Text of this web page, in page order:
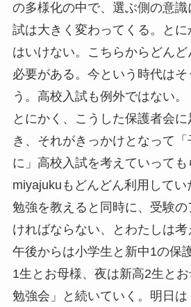
の多様化の中で、選ぶ側の意識
試は大きく変わってくる。と
はいけない。こちらからどんど
必要がある。今という時代は
う。高校入試も例外ではない。
とにかく、こうした保護者会
き、それがきっかけとなって「
に」高校入試を考えていっても
miyajukuもどんどん利用して
勉強を教えると同時に、受験
ければならない、とわたしは考
午後からは小学生と新中1の保
1生とお母様、夜は新高2生と
勉強会」と続いていく。明日は